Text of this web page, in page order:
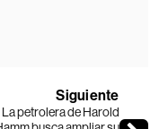
Siguiente
La petrolera de Harold